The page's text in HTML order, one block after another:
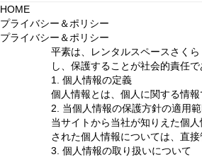
HOME
プライバシー＆ポリシー
プライバシー＆ポリシー
平素は、レンタルスペースさく
し、保護することが社会的責任
1. 個人情報の定義
個人情報とは、個人に関する情
2. 当個人情報の保護方針の適用範
当サイトから当社が知りえた個
された個人情報については、直
3. 個人情報の取り扱いについて